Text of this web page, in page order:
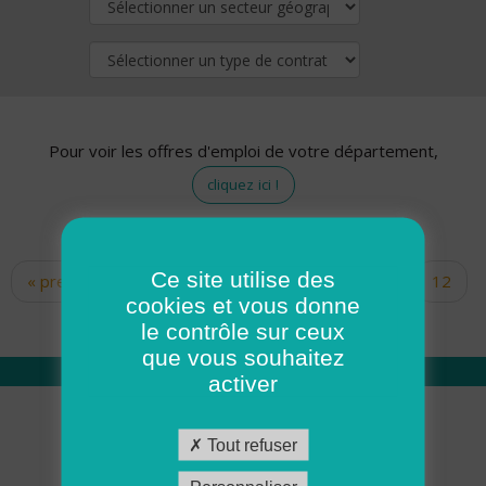
Pour voir les offres d'emploi de votre département,
cliquez ici !
Pages
« premier ‹ précédent … 10
12
14 15 16 17
Qui sommes nous
Académie ADMR
Ce site utilise des
cookies et vous donne
le contrôle sur ceux
que vous souhaitez
activer
Tout refuser